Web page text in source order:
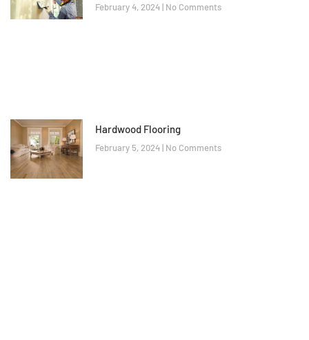
February 4, 2024 No Comments
Hardwood Flooring
February 5, 2024 No Comments